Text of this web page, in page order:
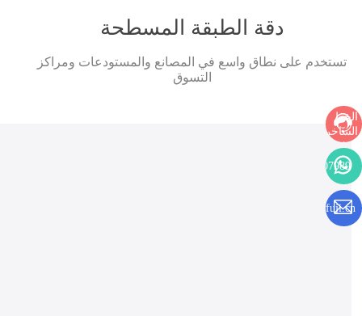
دقة الطبقة المسطحة
تستخدم على نطاق واسع في المصانع والمستودعات ومراكز
التسوق
الخط
الساخن:
17853992126
المواعد:
17:30
8617568107989
sales01@cnfuji.cn